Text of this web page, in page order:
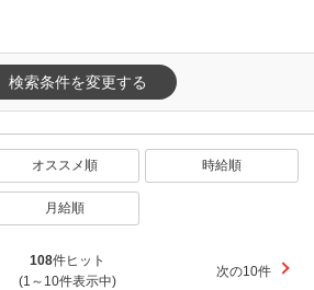
検索条件を変更する
オススメ順 時給順
月給順
108件ヒット
(1～10件表示中)
次の10件